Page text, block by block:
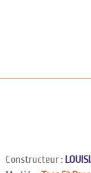
Constructeur :